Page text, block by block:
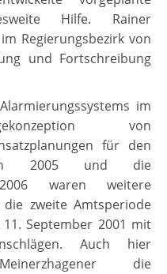
Hilfe. Rainer
Regierungsbezirk von
und Fortschreibung
im
von
für den
2005 und die
2006 waren weitere
zweite Amtsperiode
September 2001 mit
Auch hier
die